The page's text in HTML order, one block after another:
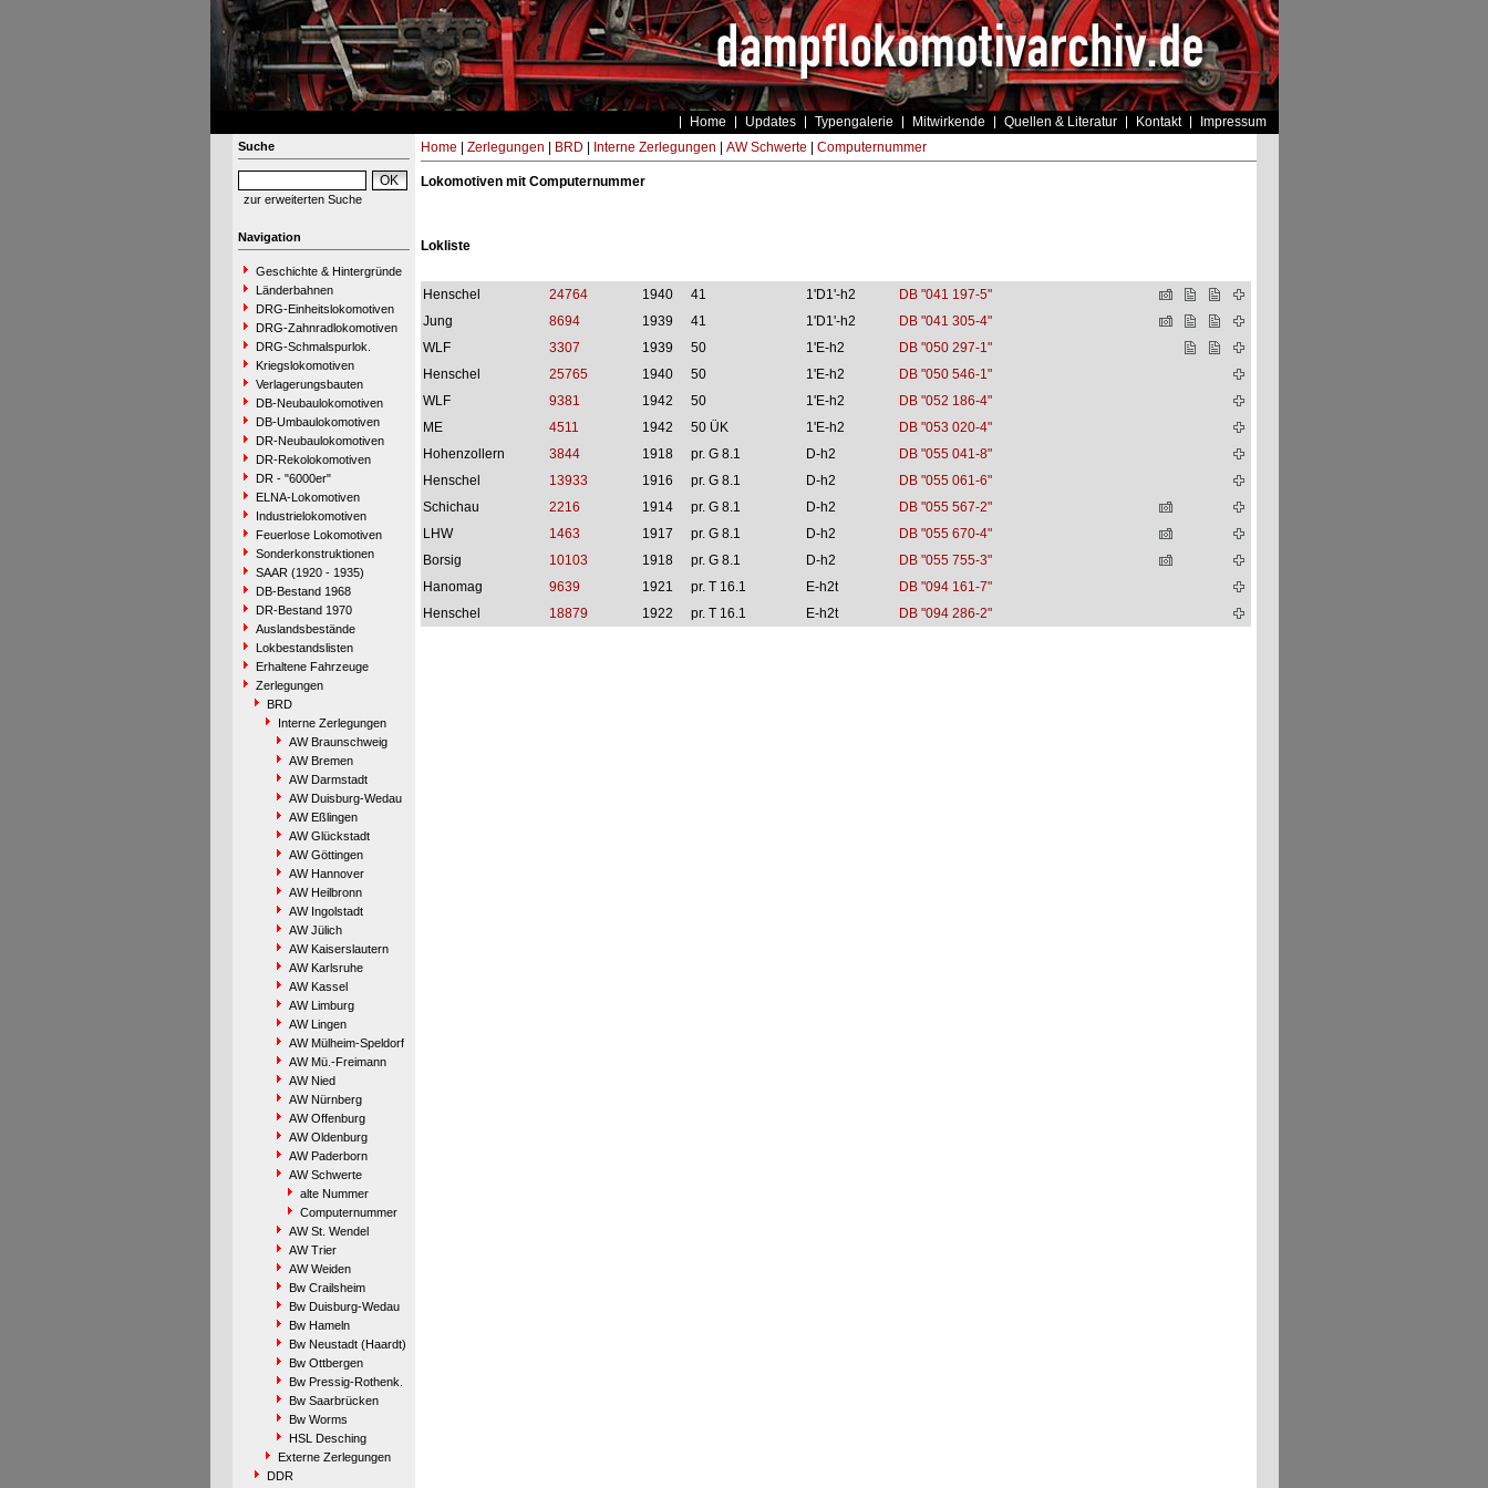
Home Updates Typengalerie Mitwirkende Quellen & Literatur Kontakt Impressum
Suche
zur erweiterten Suche
Navigation
Geschichte & Hintergründe
Länderbahnen
DRG-Einheitslokomotiven
DRG-Zahnradlokomotiven
DRG-Schmalspurlok.
Kriegslokomotiven
Verlagerungsbauten
DB-Neubaulokomotiven
DB-Umbaulokomotiven
DR-Neubaulokomotiven
DR-Rekolokomotiven
DR - "6000er"
ELNA-Lokomotiven
Industrielokomotiven
Feuerlose Lokomotiven
Sonderkonstruktionen
SAAR (1920 - 1935)
DB-Bestand 1968
DR-Bestand 1970
Auslandsbestände
Lokbestandslisten
Erhaltene Fahrzeuge
Zerlegungen
BRD
Interne Zerlegungen
AW Braunschweig
AW Bremen
AW Darmstadt
AW Duisburg-Wedau
AW Eßlingen
AW Glückstadt
AW Göttingen
AW Hannover
AW Heilbronn
AW Ingolstadt
AW Jülich
AW Kaiserslautern
AW Karlsruhe
AW Kassel
AW Limburg
AW Lingen
AW Mülheim-Speldorf
AW Mü.-Freimann
AW Nied
AW Nürnberg
AW Offenburg
AW Oldenburg
AW Paderborn
AW Schwerte
alte Nummer
Computernummer
AW St. Wendel
AW Trier
AW Weiden
Bw Crailsheim
Bw Duisburg-Wedau
Bw Hameln
Bw Neustadt (Haardt)
Bw Ottbergen
Bw Pressig-Rothenk.
Bw Saarbrücken
Bw Worms
HSL Desching
Externe Zerlegungen
DDR
Home Zerlegungen BRD Interne Zerlegungen AW Schwerte Computernummer
Lokomotiven mit Computernummer
Lokliste
Henschel 24764 1940 41 1'D1'-h2
DB "041 197-5"
Jung
8694 1939 41 1'D1'-h2
DB "041 305-4"
WLF
3307 1939 50 1'E-h2
DB "050 297-1"
Henschel
25765 1940 50 1'E-h2
DB "050 546-1"
WLF
9381 1942 50 1'E-h2
DB "052 186-4"
ME
4511 1942 50 ÜK 1'E-h2
DB "053 020-4"
Hohenzollern
3844 1918 pr. G 8.1 D-h2
DB "055 041-8"
Henschel
13933 1916 pr. G 8.1 D-h2
DB "055 061-6"
Schichau
2216 1914 pr. G 8.1 D-h2
DB "055 567-2"
LHW
1463 1917 pr. G 8.1 D-h2
DB "055 670-4"
Borsig
10103 1918 pr. G 8.1 D-h2
DB "055 755-3"
Hanomag
9639 1921 pr. T 16.1 E-h2t
DB "094 161-7"
Henschel
18879 1922 pr. T 16.1 E-h2t DB "094 286-2"